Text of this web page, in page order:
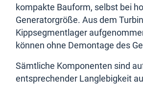
kompakte Bauform, selbst bei
Generatorgröße. Aus dem
Kippsegmentlager
können ohne Demontage des
Sämtliche Komponenten sind
entsprechender Langlebigkeit